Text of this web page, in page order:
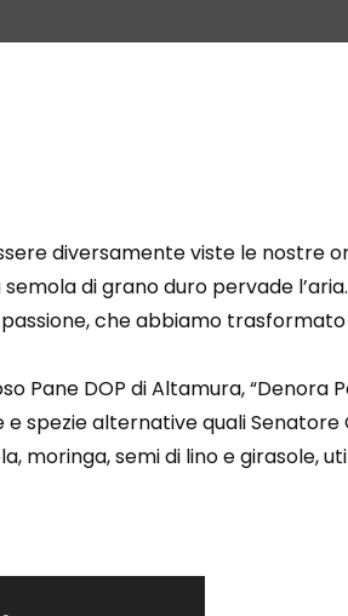
diversamente viste le nostre
di grano duro pervade
che abbiamo
DOP di Altamura, “Denora
spezie alternative quali Senatore
moringa, semi di lino e girasole,